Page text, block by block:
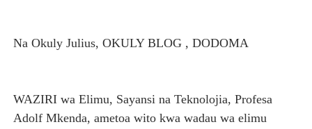
Na Okuly Julius, OKULY BLOG , DODOMA
WAZIRI wa Elimu, Sayansi na Teknolojia, Profesa
Adolf Mkenda, ametoa wito kwa wadau wa elimu